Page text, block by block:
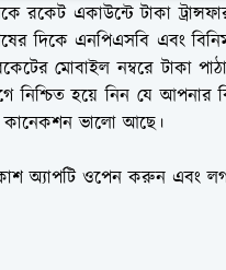
রকেট একাউন্টে টাকা
দিকে এনপিএসবি এবং
মোবাইল নম্বরে টাকা
নিশ্চিত হয়ে নিন যে আপনার
কানেকশন ভালো আছে।
অ্যাপটি ওপেন করুন এবং